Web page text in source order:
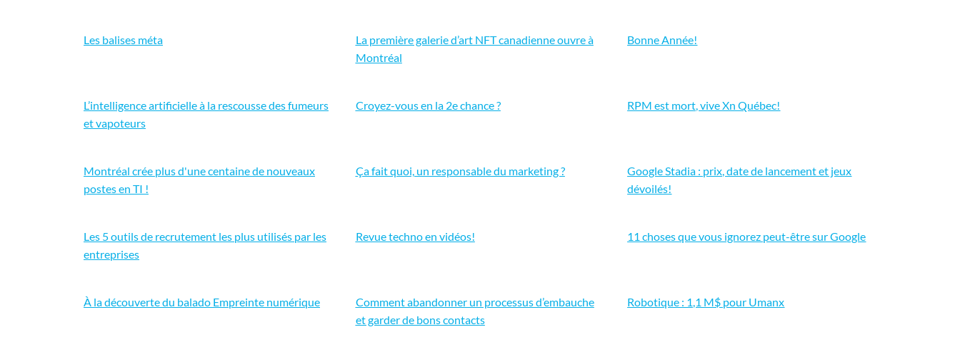
Les balises méta
La première galerie d’art NFT canadienne ouvre à
Montréal
Bonne Année!
L’intelligence artificielle à la rescousse des fumeurs
et vapoteurs
Croyez-vous en la 2e chance ? RPM est mort, vive Xn Québec!
Montréal crée plus d'une centaine de nouveaux
postes en TI !
Ça fait quoi, un responsable du marketing ?
Google Stadia : prix, date de lancement et jeux
dévoilés!
Les 5 outils de recrutement les plus utilisés par les
entreprises
Revue techno en vidéos! 11 choses que vous ignorez peut-être sur Google
À la découverte du balado Empreinte numérique
Comment abandonner un processus d’embauche
et garder de bons contacts
Robotique : 1,1 M$ pour Umanx